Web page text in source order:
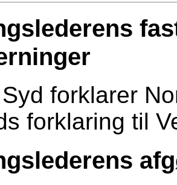
forklarer
forklaring til